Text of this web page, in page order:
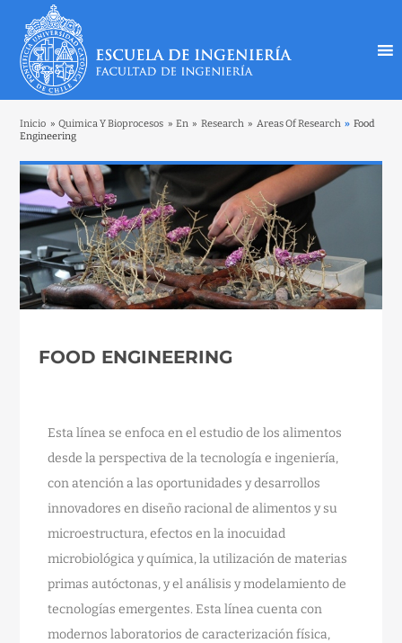
Inicio » Quimica Y Bioprocesos » En » Research » Areas Of Research » Food
Engineering
FOOD ENGINEERING
Esta línea se enfoca en el estudio de los alimentos
desde la perspectiva de la tecnología e ingeniería,
con atención a las oportunidades y desarrollos
innovadores en diseño racional de alimentos y su
microestructura, efectos en la inocuidad
microbiológica y química, la utilización de materias
primas autóctonas, y el análisis y modelamiento de
tecnologías emergentes. Esta línea cuenta con
modernos laboratorios de caracterización física,